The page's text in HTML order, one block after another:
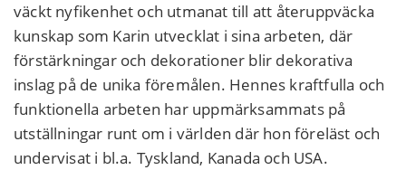
väckt nyfikenhet och utmanat till att återuppväcka
kunskap som Karin utvecklat i sina arbeten, där
förstärkningar och dekorationer blir dekorativa
inslag på de unika föremålen. Hennes kraftfulla och
funktionella arbeten har uppmärksammats på
utställningar runt om i världen där hon föreläst och
undervisat i bl.a. Tyskland, Kanada och USA.